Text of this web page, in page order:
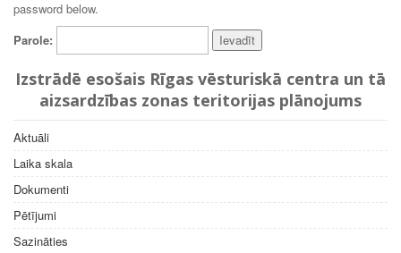
password below.
Parole:
Izstrādē esošais Rīgas vēsturiskā centra un tā
aizsardzības zonas teritorijas plānojums
Aktuāli
Laika skala
Dokumenti
Pētījumi
Sazināties